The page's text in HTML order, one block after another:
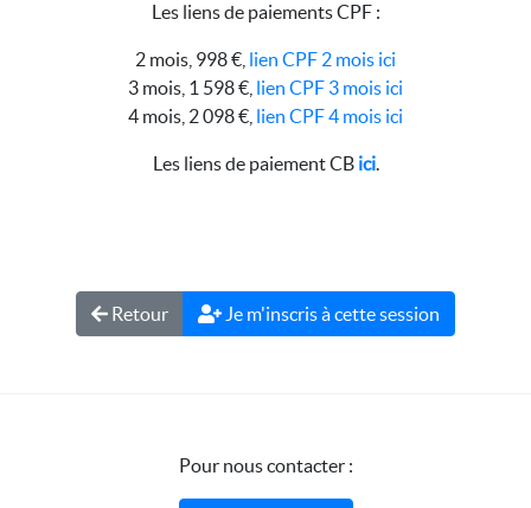
Les liens de paiements CPF :
2 mois, 998 €, lien CPF 2 mois ici
3 mois, 1 598 €, lien CPF 3 mois ici
4 mois, 2 098 €, lien CPF 4 mois ici
Les liens de paiement CB ici.
Retour Je m'inscris à cette session
Pour nous contacter :